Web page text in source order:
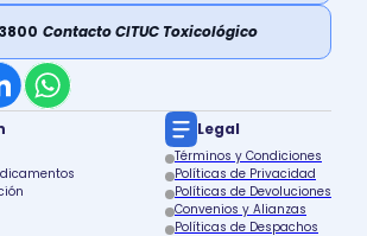
Contacto CITUC Toxicológico
Legal
Términos y Condiciones
Políticas de Privacidad
Políticas de Devoluciones
Convenios y Alianzas
Políticas de Despachos